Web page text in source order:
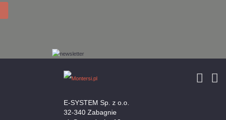
E-SYSTEM Sp. z o.o.
32-340 Zabagnie